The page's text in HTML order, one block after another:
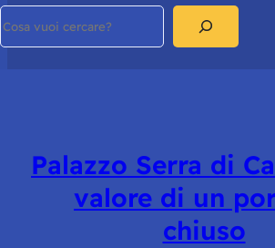
Palazzo Serra di
valore di un
chiuso